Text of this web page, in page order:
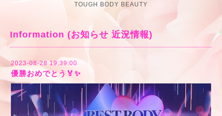
TOUGH BODY BEAUTY
Information (お知らせ 近況情報)
2023-08-28 19:39:00
優勝おめでとう🏅✨